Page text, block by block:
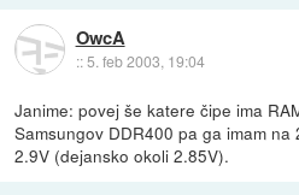
OwcA
::5. feb 2003, 19:04
Janime: povej še katere čipe ima
Samsungov DDR400 pa ga imam
2.9V (dejansko okoli 2.85V).